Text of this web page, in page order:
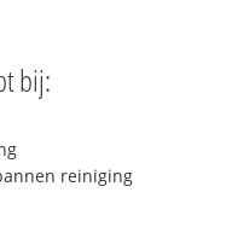
bij:
reiniging